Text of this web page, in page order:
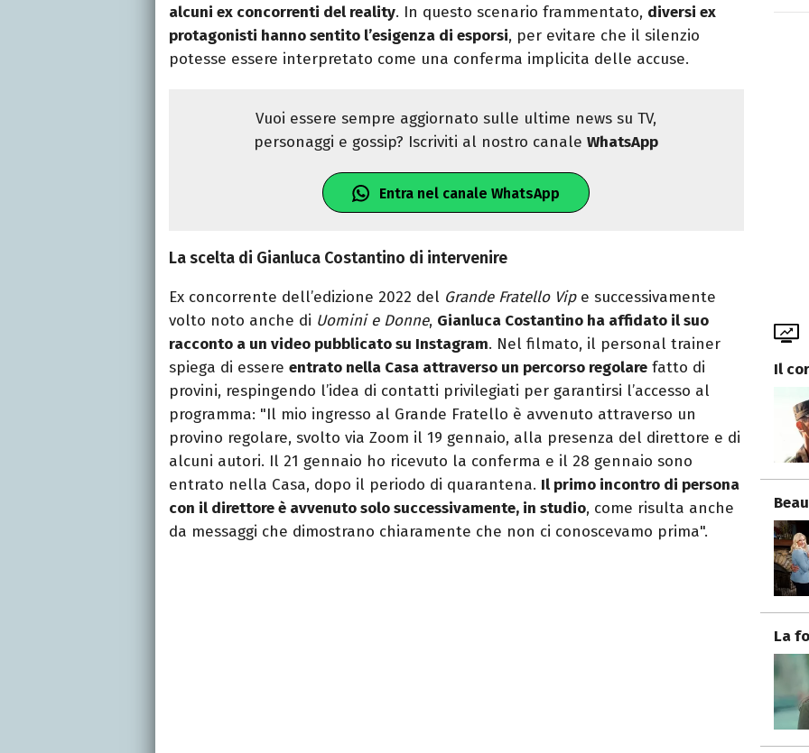
alcuni ex concorrenti del reality. In questo scenario frammentato, diversi ex
protagonisti hanno sentito l’esigenza di esporsi, per evitare che il silenzio
potesse essere interpretato come una conferma implicita delle accuse.
Vuoi essere sempre aggiornato sulle ultime news su TV,
personaggi e gossip? Iscriviti al nostro canaleWhatsApp
Entra nel canale WhatsApp
La scelta di Gianluca Costantino di intervenire
Ex concorrente dell’edizione 2022 del Grande Fratello Vipe successivamente
volto noto anche di Uomini e Donne, Gianluca Costantino ha affidato il suo
racconto a un video pubblicato su Instagram. Nel filmato, il personal trainer
spiega di essere entrato nella Casa attraverso un percorso regolare fatto di
provini, respingendo l’idea di contatti privilegiati per garantirsi l’accesso al
programma: "Il mio ingresso al Grande Fratello è avvenuto attraverso un
provino regolare, svolto via Zoom il 19 gennaio, alla presenza del direttore e di
alcuni autori. Il 21 gennaio ho ricevuto la conferma e il 28 gennaio sono
entrato nella Casa, dopo il periodo di quarantena. Il primo incontro di persona
con il direttore è avvenuto solo successivamente, in studio, come risulta anche
da messaggi che dimostrano chiaramente che non ci conoscevamo prima".
Il
La